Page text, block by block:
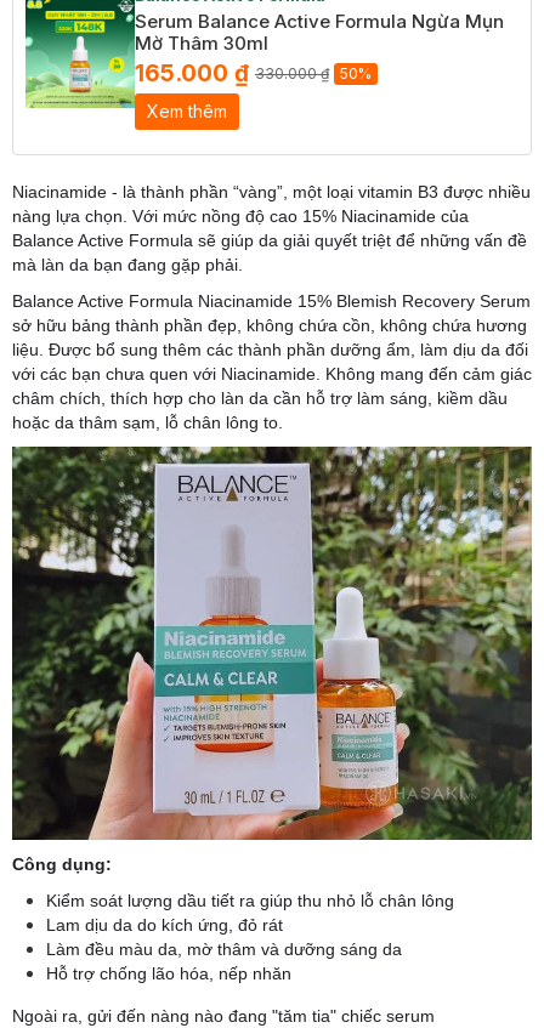
Serum Balance Active Formula Ngừa Mụn
Mờ Thâm 30ml
165.000 ₫ 330.000 ₫ 50%
Xem thêm
Niacinamide - là thành phần “vàng”, một loại vitamin B3 được nhiều
nàng lựa chọn. Với mức nồng độ cao 15% Niacinamide của
Balance Active Formula sẽ giúp da giải quyết triệt để những vấn đề
mà làn da bạn đang gặp phải.
Balance Active Formula Niacinamide 15% Blemish Recovery Serum
sở hữu bảng thành phần đẹp, không chứa cồn, không chứa hương
liệu. Được bổ sung thêm các thành phần dưỡng ẩm, làm dịu da đối
với các bạn chưa quen với Niacinamide. Không mang đến cảm giác
châm chích, thích hợp cho làn da cần hỗ trợ làm sáng, kiềm dầu
hoặc da thâm sạm, lỗ chân lông to.
Công dụng:
Kiểm soát lượng dầu tiết ra giúp thu nhỏ lỗ chân lông
Lam dịu da do kích ứng, đỏ rát
Làm đều màu da, mờ thâm và dưỡng sáng da
Hỗ trợ chống lão hóa, nếp nhăn
​Ngoài ra, gửi đến nàng nào đang "tăm tia" chiếc serum